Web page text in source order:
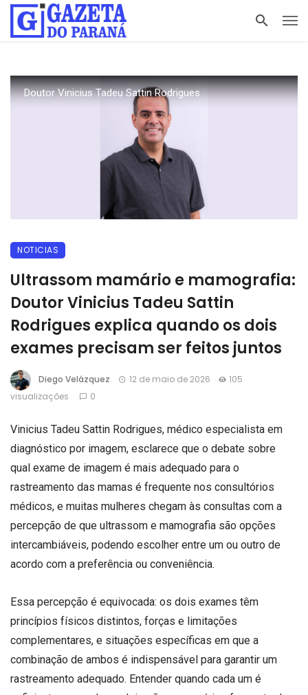
Doutor Vinicius Tadeu Sattin Rodrigues
NOTICIAS
Ultrassom mamário e mamografia:
Doutor Vinicius Tadeu Sattin
Rodrigues explica quando os dois
exames precisam ser feitos juntos
Diego Velázquez 12 de maio de 2026
105
visualizações
0
Vinicius Tadeu Sattin Rodrigues, médico especialista em
diagnóstico por imagem, esclarece que o debate sobre
qual exame de imagem é mais adequado para o
rastreamento das mamas é frequente nos consultórios
médicos, e muitas mulheres chegam às consultas com a
percepção de que ultrassom e mamografia são opções
intercambiáveis, podendo escolher entre um ou outro de
acordo com a preferência ou conveniência.
Essa percepção é equivocada: os dois exames têm
princípios físicos distintos, forças e limitações
complementares, e situações específicas em que a
combinação de ambos é indispensável para garantir um
rastreamento adequado. Entender quando cada um é